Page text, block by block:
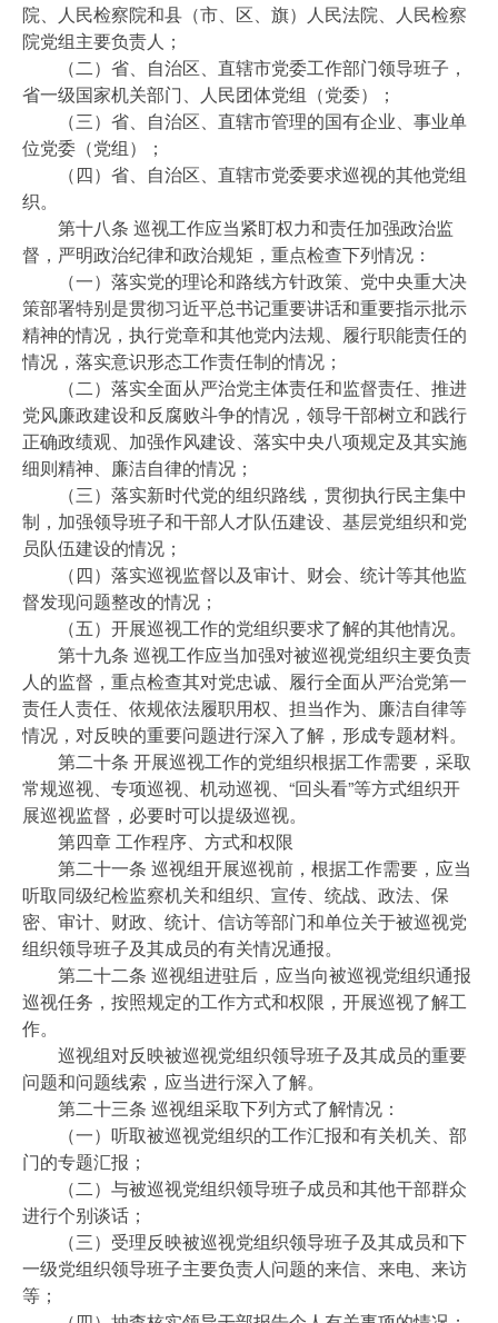
院、人民检察院和县（市、区、旗）人民法院、人民检察
院党组主要负责人；
（二）省、自治区、直辖市党委工作部门领导班子，
省一级国家机关部门、人民团体党组（党委）；
（三）省、自治区、直辖市管理的国有企业、事业单
位党委（党组）；
（四）省、自治区、直辖市党委要求巡视的其他党组
织。
第十八条 巡视工作应当紧盯权力和责任加强政治监
督，严明政治纪律和政治规矩，重点检查下列情况：
（一）落实党的理论和路线方针政策、党中央重大决
策部署特别是贯彻习近平总书记重要讲话和重要指示批示
精神的情况，执行党章和其他党内法规、履行职能责任的
情况，落实意识形态工作责任制的情况；
（二）落实全面从严治党主体责任和监督责任、推进
党风廉政建设和反腐败斗争的情况，领导干部树立和践行
正确政绩观、加强作风建设、落实中央八项规定及其实施
细则精神、廉洁自律的情况；
（三）落实新时代党的组织路线，贯彻执行民主集中
制，加强领导班子和干部人才队伍建设、基层党组织和党
员队伍建设的情况；
（四）落实巡视监督以及审计、财会、统计等其他监
督发现问题整改的情况；
（五）开展巡视工作的党组织要求了解的其他情况。
第十九条 巡视工作应当加强对被巡视党组织主要负责
人的监督，重点检查其对党忠诚、履行全面从严治党第一
责任人责任、依规依法履职用权、担当作为、廉洁自律等
情况，对反映的重要问题进行深入了解，形成专题材料。
第二十条 开展巡视工作的党组织根据工作需要，采取
常规巡视、专项巡视、机动巡视、“回头看”等方式组织开
展巡视监督，必要时可以提级巡视。
第四章 工作程序、方式和权限
第二十一条 巡视组开展巡视前，根据工作需要，应当
听取同级纪检监察机关和组织、宣传、统战、政法、保
密、审计、财政、统计、信访等部门和单位关于被巡视党
组织领导班子及其成员的有关情况通报。
第二十二条 巡视组进驻后，应当向被巡视党组织通报
巡视任务，按照规定的工作方式和权限，开展巡视了解工
作。
巡视组对反映被巡视党组织领导班子及其成员的重要
问题和问题线索，应当进行深入了解。
第二十三条 巡视组采取下列方式了解情况：
（一）听取被巡视党组织的工作汇报和有关机关、部
门的专题汇报；
（二）与被巡视党组织领导班子成员和其他干部群众
进行个别谈话；
（三）受理反映被巡视党组织领导班子及其成员和下
一级党组织领导班子主要负责人问题的来信、来电、来访
等；